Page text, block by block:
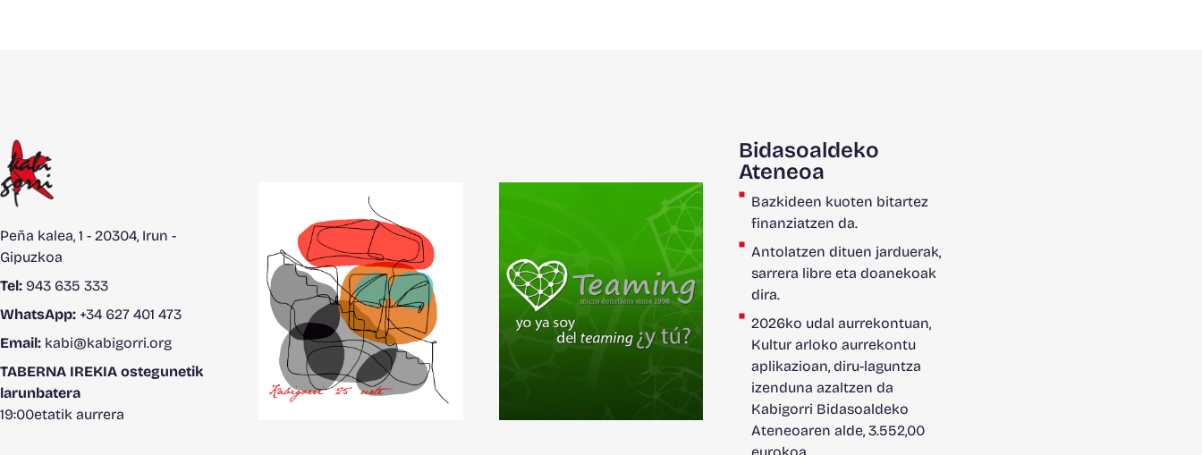
Peña kalea, 1 - 20304, Irun -
Gipuzkoa
Tel: 943 635 333
WhatsApp: +34 627 401 473
Email: kabi@kabigorri.org
TABERNA IREKIA ostegunetik
larunbatera
19:00etatik aurrera
Bidasoaldeko
Ateneoa
Bazkideen kuoten bitartez
finanziatzen da.
Antolatzen dituen jarduerak,
sarrera libre eta doanekoak
dira.
2026ko udal aurrekontuan,
Kultur arloko aurrekontu
aplikazioan, diru-laguntza
izenduna azaltzen da
Kabigorri Bidasoaldeko
Ateneoaren alde, 3.552,00